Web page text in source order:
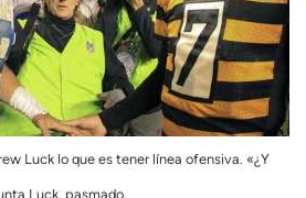
Luck lo que es tener línea ofensiva. «¿Y
Luck, pasmado.